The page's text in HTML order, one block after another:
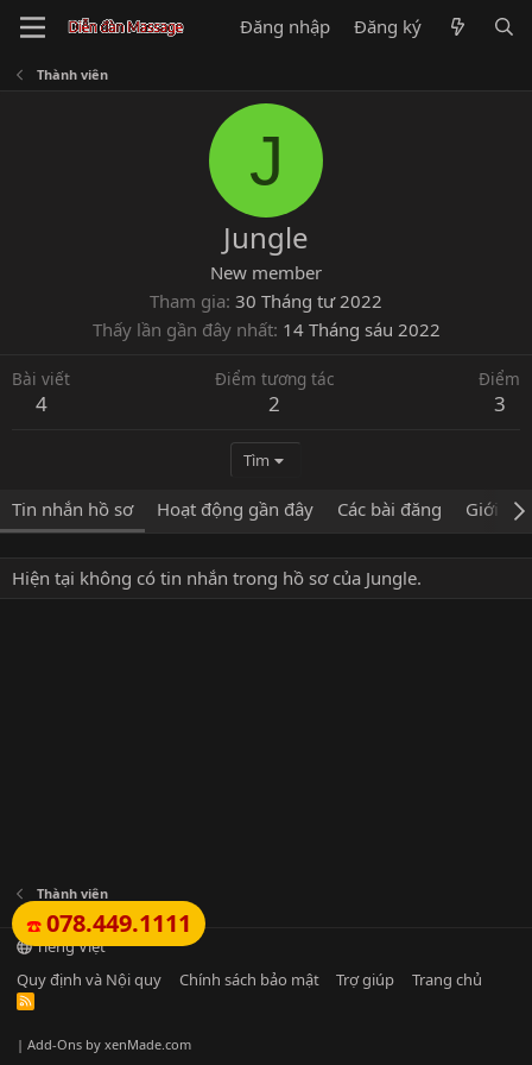
Đăng nhập Đăng ký
Thành viên
J
Jungle
New member
Tham gia 30 Tháng tư 2022
Thấy lần gần đây nhất 14 Tháng sáu 2022
Bài viết
4
Điểm tương tác
2
Điểm
3
Tìm
Tin nhắn hồ sơ Hoạt động gần đây Các bài đăng Giới
Hiện tại không có tin nhắn trong hồ sơ của Jungle.
☎️ 078.449.1111
Thành viên
Tiếng Việt
Quy định và Nội quy
Chính sách bảo mật Trợ giúp Trang chủ
R
| Add-Ons by xenMade.com